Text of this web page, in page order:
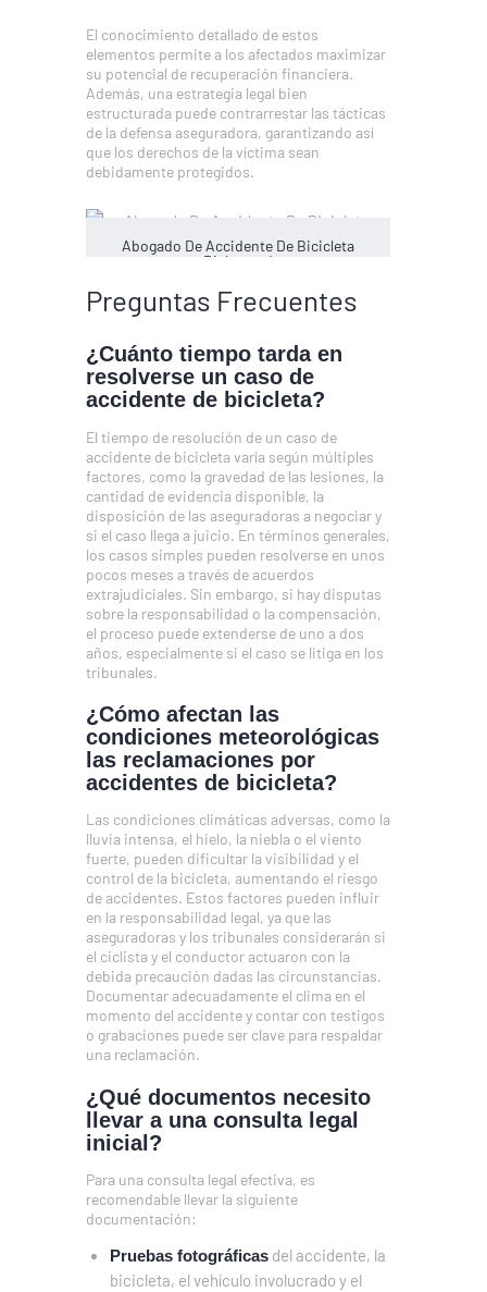
El conocimiento detallado de estos
elementos permite a los afectados maximizar
su potencial de recuperación financiera.
Además, una estrategia legal bien
estructurada puede contrarrestar las tácticas
de la defensa aseguradora, garantizando así
que los derechos de la víctima sean
debidamente protegidos.
Abogado De Accidente De Bicicleta
Richmond
Preguntas Frecuentes
¿Cuánto tiempo tarda en
resolverse un caso de
accidente de bicicleta?
El tiempo de resolución de un caso de
accidente de bicicleta varía según múltiples
factores, como la gravedad de las lesiones, la
cantidad de evidencia disponible, la
disposición de las aseguradoras a negociar y
si el caso llega a juicio. En términos generales,
los casos simples pueden resolverse en unos
pocos meses a través de acuerdos
extrajudiciales. Sin embargo, si hay disputas
sobre la responsabilidad o la compensación,
el proceso puede extenderse de uno a dos
años, especialmente si el caso se litiga en los
tribunales.
¿Cómo afectan las
condiciones meteorológicas
las reclamaciones por
accidentes de bicicleta?
Las condiciones climáticas adversas, como la
lluvia intensa, el hielo, la niebla o el viento
fuerte, pueden dificultar la visibilidad y el
control de la bicicleta, aumentando el riesgo
de accidentes. Estos factores pueden influir
en la responsabilidad legal, ya que las
aseguradoras y los tribunales considerarán si
el ciclista y el conductor actuaron con la
debida precaución dadas las circunstancias.
Documentar adecuadamente el clima en el
momento del accidente y contar con testigos
o grabaciones puede ser clave para respaldar
una reclamación.
¿Qué documentos necesito
llevar a una consulta legal
inicial?
Para una consulta legal efectiva, es
recomendable llevar la siguiente
documentación:
Pruebas fotográficas del accidente, la
bicicleta, el vehículo involucrado y el